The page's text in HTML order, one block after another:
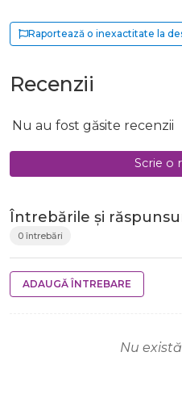
Raportează o inexactitate la
Recenzii
Nu au fost găsite recenzii
Scrie o
Întrebările și
0 întrebări
ADAUGĂ ÎNTREBARE
Nu